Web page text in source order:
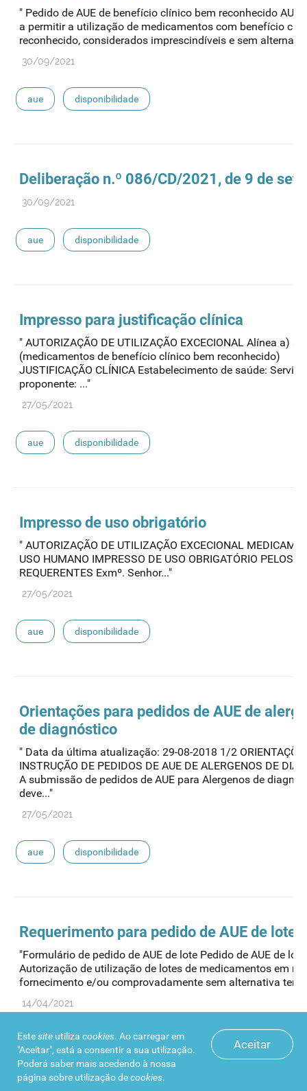
" Pedido de AUE de benefício clínico bem reconhecido AUE
a permitir a utilização de medicamentos com benefício
reconhecido, considerados imprescindíveis e sem
30/09/2021
aue disponibilidade
Deliberação n.º 086/CD/2021, de 9 de
30/09/2021
aue disponibilidade
Impresso para justificação clínica
" AUTORIZAÇÃO DE UTILIZAÇÃO EXCECIONAL Alínea a)
(medicamentos de benefício clínico bem reconhecido)
JUSTIFICAÇÃO CLÍNICA Estabelecimento de saúde: Serviço
proponente: ..."
27/05/2021
aue disponibilidade
Impresso de uso obrigatório
" AUTORIZAÇÃO DE UTILIZAÇÃO EXCECIONAL
USO HUMANO IMPRESSO DE USO OBRIGATÓRIO PELOS
REQUERENTES Exmº. Senhor..."
27/05/2021
aue disponibilidade
Orientações para pedidos de AUE de
de diagnóstico
" Data da última atualização: 29-08-2018 1/2
INSTRUÇÃO DE PEDIDOS DE AUE DE ALERGENOS DE
A submissão de pedidos de AUE para Alergenos de
deve..."
27/05/2021
aue disponibilidade
Requerimento para pedido de AUE de lote
"Formulário de pedido de AUE de lote Pedido de AUE de lote
Autorização de utilização de lotes de medicamentos em
fornecimento e/ou comprovadamente sem alternativa
14/04/2021
aue disponibilidade Aceitar
Estesite utiliza cookies. Ao carregar em
"Aceitar", está a consentir a sua utilização.
Poderá saber mais acedendo à nossa
página sobre utilização decookies.